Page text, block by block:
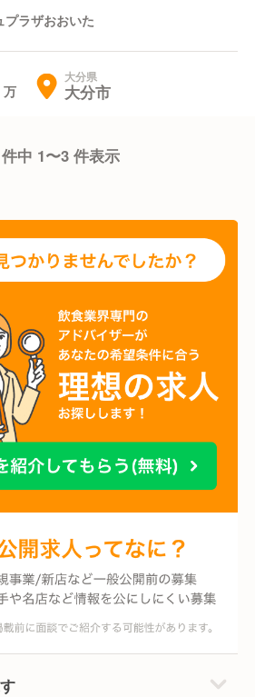
プラザおおいた
大分県
大分市
件中 1〜3 件表示